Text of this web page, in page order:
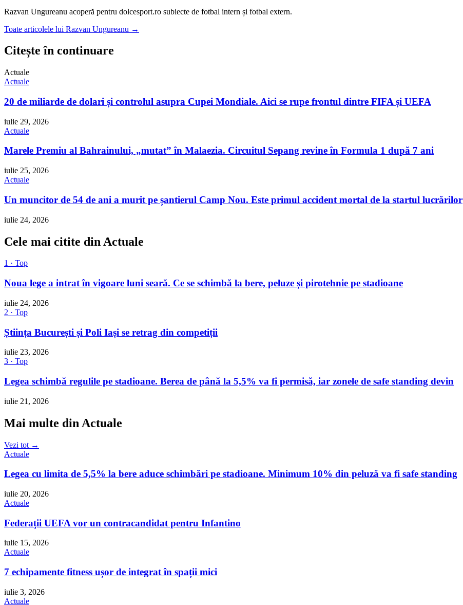
Razvan Ungureanu acoperă pentru dolcesport.ro subiecte de fotbal intern și fotbal extern.
Toate articolele lui Razvan Ungureanu →
Citește în continuare
Actuale
Actuale
20 de miliarde de dolari și controlul asupra Cupei Mondiale. Aici se rupe frontul dintre FIFA și UEFA
iulie 29, 2026
Actuale
Marele Premiu al Bahrainului, „mutat” în Malaezia. Circuitul Sepang revine în Formula 1 după 7 ani
iulie 25, 2026
Actuale
Un muncitor de 54 de ani a murit pe șantierul Camp Nou. Este primul accident mortal de la startul lucrărilor
iulie 24, 2026
Cele mai citite din Actuale
1 · Top
Noua lege a intrat în vigoare luni seară. Ce se schimbă la bere, peluze și pirotehnie pe stadioane
iulie 24, 2026
2 · Top
Știința București și Poli Iași se retrag din competiții
iulie 23, 2026
3 · Top
Legea schimbă regulile pe stadioane. Berea de până la 5,5% va fi permisă, iar zonele de safe standing devin
iulie 21, 2026
Mai multe din Actuale
Vezi tot →
Actuale
Legea cu limita de 5,5% la bere aduce schimbări pe stadioane. Minimum 10% din peluză va fi safe standing
iulie 20, 2026
Actuale
Federații UEFA vor un contracandidat pentru Infantino
iulie 15, 2026
Actuale
7 echipamente fitness ușor de integrat în spații mici
iulie 3, 2026
Actuale